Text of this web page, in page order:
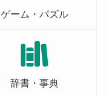
ゲーム・パズル
辞書・事典